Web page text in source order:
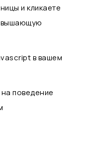
и кликаете
в вашем
поведение